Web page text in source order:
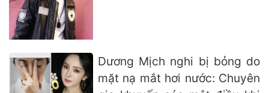
Dương Mịch nghi bị bỏng do
mặt nạ mắt hơi nước: Chuyên